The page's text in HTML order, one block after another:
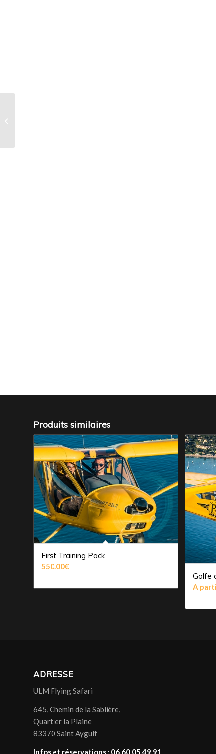
Produits similaires
First Training Pack
550.00€
Golfe
A
ADRESSE
ULM Flying Safari
645, Chemin de la Sablière,
Quartier la Plaine
83370 Saint Aygulf
Infos et réservations : 06.60.05.49.91